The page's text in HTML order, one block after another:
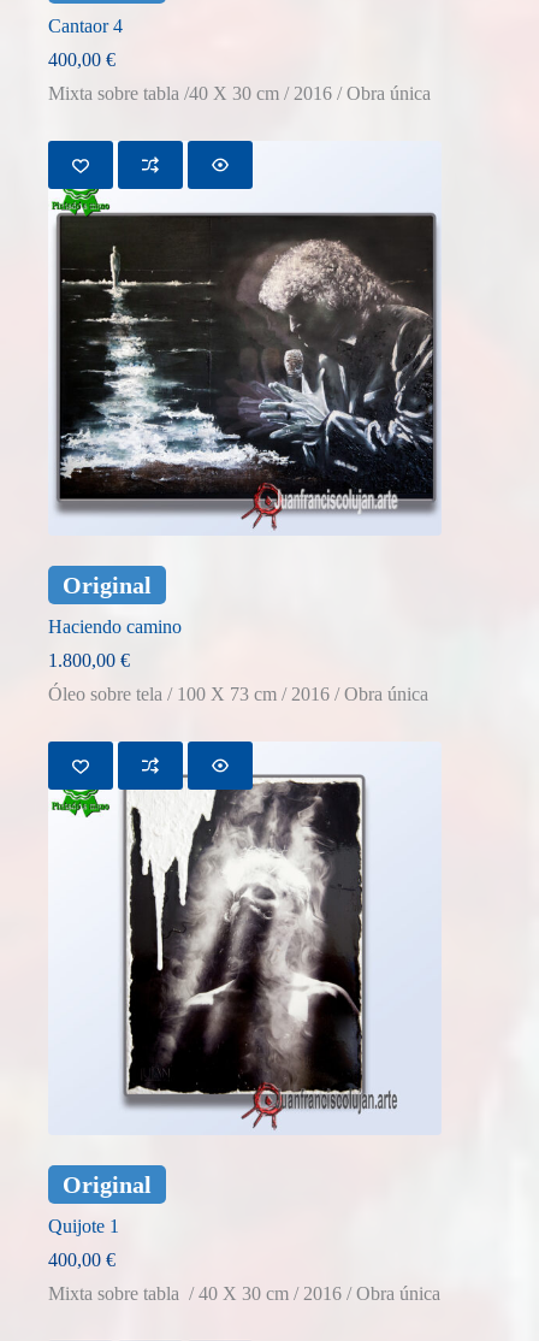
Cantaor 4
400,00 €
Mixta sobre tabla /40 X 30 cm / 2016 / Obra única
Original
Haciendo camino
1.800,00 €
Óleo sobre tela / 100 X 73 cm / 2016 / Obra única
Original
Quijote 1
400,00 €
Mixta sobre tabla / 40 X 30 cm / 2016 / Obra única